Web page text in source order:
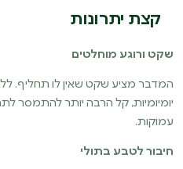
קצת יתרונות
שקט ורוגע מוחלטים
המדבר מציע שקט שאין לו תחליף.
יומיומיות, קל הרבה יותר להתמסר
עמוקות.
חיבור לטבע בתולי